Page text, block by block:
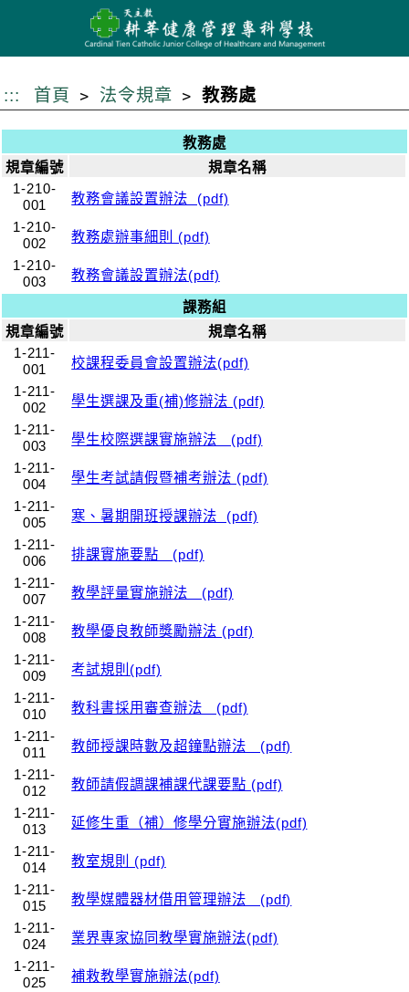
要
內
::: 首頁 法令規章 教務處
教務處
規章編號
規章名稱
1-210-
001
教務會議設置辦法 (pdf)
1-210-
002
教務處辦事細則 (pdf)
1-210-
003
教務會議設置辦法(pdf)
課務組
規章編號
規章名稱
1-211-
001
校課程委員會設置辦法(pdf)
1-211-
002
學生選課及重(補)修辦法 (pdf)
1-211-
003
學生校際選課實施辦法 (pdf)
1-211-
004
學生考試請假暨補考辦法 (pdf)
1-211-
005
寒、暑期開班授課辦法 (pdf)
1-211-
006
排課實施要點 (pdf)
1-211-
007
教學評量實施辦法 (pdf)
1-211-
008
教學優良教師獎勵辦法 (pdf)
1-211-
009
考試規則(pdf)
1-211-
010
教科書採用審查辦法 (pdf)
1-211-
011
教師授課時數及超鐘點辦法 (pdf)
1-211-
012
教師請假調課補課代課要點 (pdf)
1-211-
013
延修生重（補）修學分實施辦法(pdf)
1-211-
014
教室規則 (pdf)
1-211-
015
教學媒體器材借用管理辦法 (pdf)
1-211-
024
業界專家協同教學實施辦法(pdf)
1-211-
025
補救教學實施辦法(pdf)